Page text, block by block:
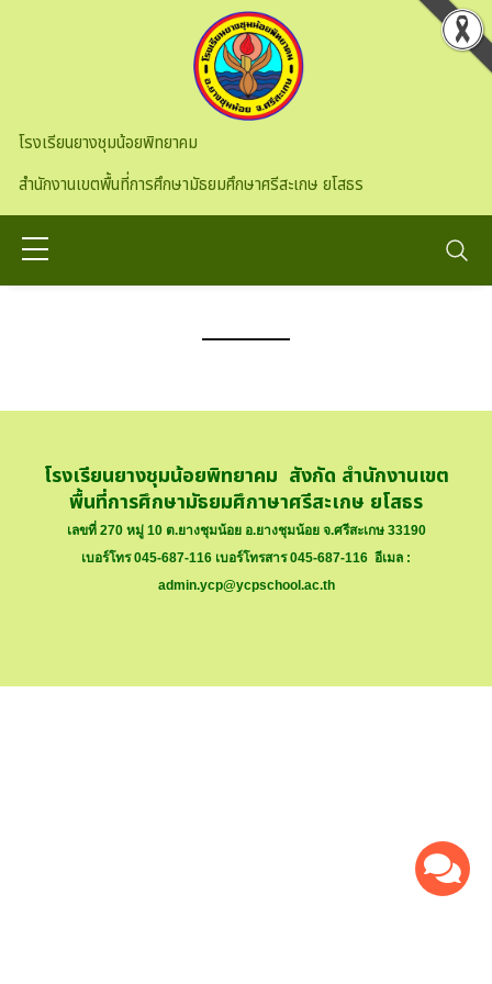
โรงเรียนยางชุมน้อยพิทยาคม
สำนักงานเขตพื้นที่การศึกษามัธยมศึกษาศรีสะเกษ ยโสธร
โรงเรียนยางชุมน้อยพิทยาคม สังกัด สำนักงานเขต
พื้นที่การศึกษามัธยมศึกาษาศรีสะเกษ ยโสธร
เลขที่ 270 หมู่ 10 ต.ยางชุมน้อย อ.ยางชุมน้อย จ.ศรีสะเกษ 33190
เบอร์โทร 045-687-116 เบอร์โทรสาร 045-687-116 อีเมล :
admin.ycp@ycpschool.ac.th